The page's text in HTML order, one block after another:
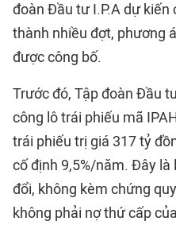
đoàn Đầu tư I.P.A dự kiến
thành nhiều đợt, phương
được công bố.
Trước đó, Tập đoàn Đầu
công lô trái phiếu mã
trái phiếu trị giá 317 tỷ
cố định 9,5%/năm. Đây
đổi, không kèm chứng
không phải nợ thứ cấp